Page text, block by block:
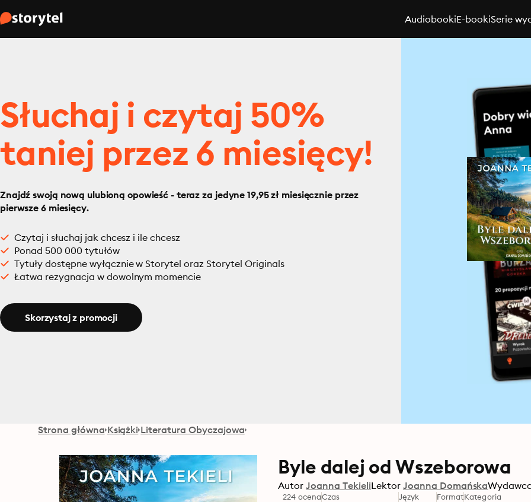
AudiobookiE-bookiSerie
Słuchaj i czytaj 50%
taniej przez 6 miesięcy!
Znajdź swoją nową ulubioną opowieść - teraz za jedyne 19,95 zł miesięcznie przez
pierwsze 6 miesięcy.
Czytaj i słuchaj jak chcesz i ile chcesz
Ponad 500 000 tytułów
Tytuły dostępne wyłącznie w Storytel oraz Storytel Originals
Łatwa rezygnacja w dowolnym momencie
Skorzystaj z promocji
Strona główna Książki Literatura Obyczajowa
Byle dalej od Wszeborowa
Autor Joanna TekieliLektor Joanna Domańska
224 ocenaCzas Język FormatKategoria